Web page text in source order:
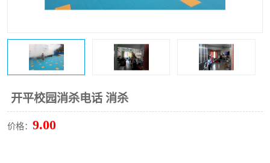
开平校园消杀电话 消杀
价格： 9.00